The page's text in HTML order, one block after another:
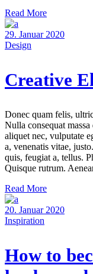
Read More
29. Januar 2020
Design
Creative
Donec quam felis,
Nulla consequat
aliquet nec, vulputate
a, venenatis vitae,
quis, feugiat a, tellus.
Quisque rutrum.
Read More
20. Januar 2020
Inspiration
How to